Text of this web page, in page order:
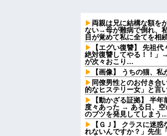
両親は兄に結構な額を
ない→母が難病で倒れ、
目が覚めて私に全てを相
【エグい復讐】 先祖
絶対復讐してやる！！」
が次々おこり…
【画像】 うちの猫、
同僚男性とのお付き合
的なヒステリー女」と言
【動かざる証拠】 半
度々あった → ある日、空
のブツを発見してしまう
【ＧＪ】 クラスに迷
れないんですか？」先生